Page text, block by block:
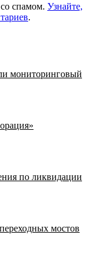
спамом. Узнайте,
.
мониторинговый
по ликвидации
мостов